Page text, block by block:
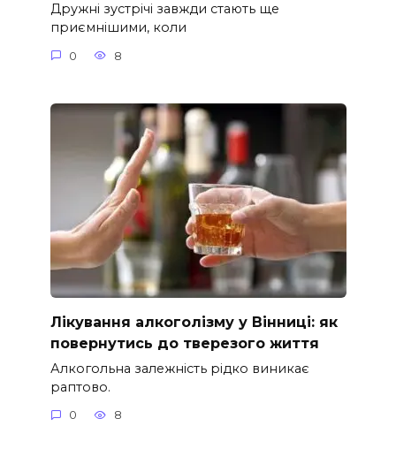
Дружні зустрічі завжди стають ще
приємнішими, коли
0 8
Лікування алкоголізму у Вінниці: як
повернутись до тверезого життя
Алкогольна залежність рідко виникає
раптово.
0 8